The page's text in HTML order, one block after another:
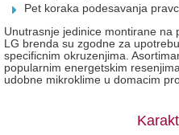
Pet koraka podesavanja
Unutrasnje jedinice montirane na
LG brenda su zgodne za
specificnim okruzenjima.
popularnim energetskim
udobne mikroklime u domacim